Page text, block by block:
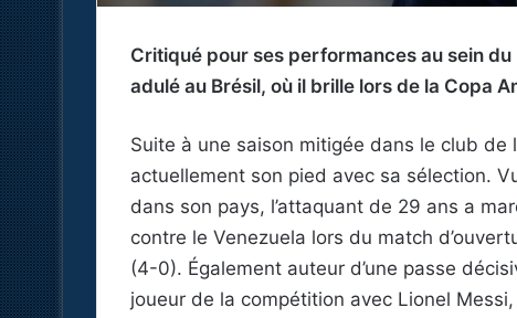
Critiqué pour ses performances au sein
adulé au Brésil, où il brille lors de la Copa
Suite à une saison mitigée dans le club
actuellement son pied avec sa sélection.
dans son pays, l’attaquant de 29 ans a
contre le Venezuela lors du match
(4-0). Également auteur d’une passe
joueur de la compétition avec Lionel